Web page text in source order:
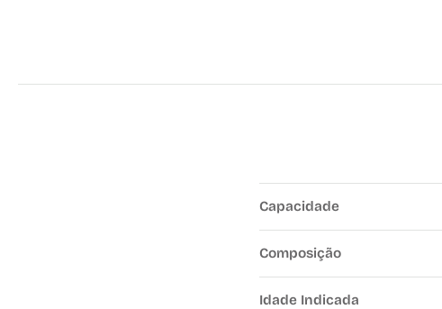
Capacidade
Composição
Idade Indicada